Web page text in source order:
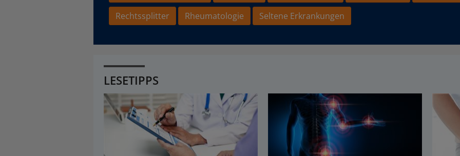
Rechtssplitter
Rheumatologie Seltene Erkrankungen
LESETIPPS